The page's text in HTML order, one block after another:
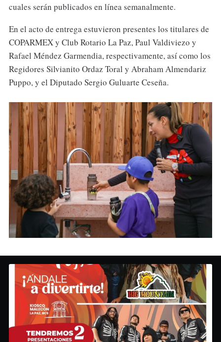
cuales serán publicados en línea semanalmente.
En el acto de entrega estuvieron presentes los titulares de
COPARMEX y Club Rotario La Paz, Paul Valdiviezo y
Rafael Méndez Garmendia, respectivamente, así como los
Regidores Silvianito Ordaz Toral y Abraham Almendariz
Puppo, y el Diputado Sergio Guluarte Ceseña.